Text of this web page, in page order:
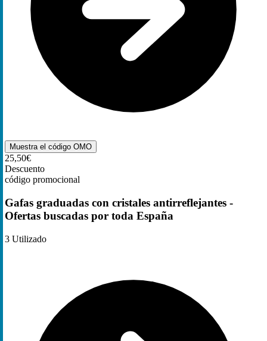
Muestra el código OMO
25,50€
Descuento
código promocional
Gafas graduadas con cristales antirreflejantes -
Ofertas buscadas por toda España
3 Utilizado